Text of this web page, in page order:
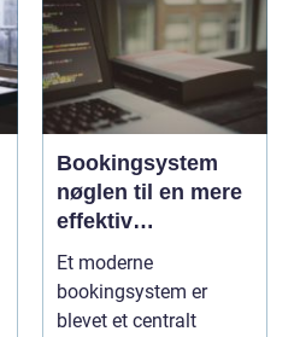
Bookingsystem
nøglen til en mere
effektiv
klinikhverdag
Et moderne
bookingsystem er
blevet et centralt